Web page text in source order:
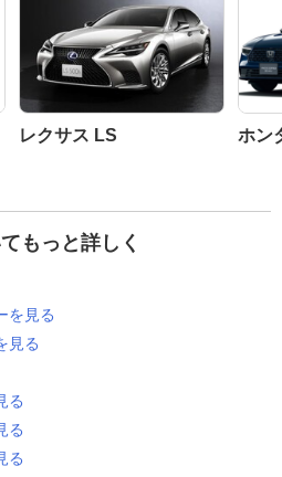
レクサス LS ホン
もっと詳しく
を見る
見る
る
る
る